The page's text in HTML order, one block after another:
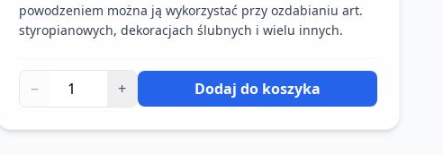
powodzeniem można ją wykorzystać przy ozdabianiu art.
styropianowych, dekoracjach ślubnych i wielu innych.
− + Dodaj do koszyka